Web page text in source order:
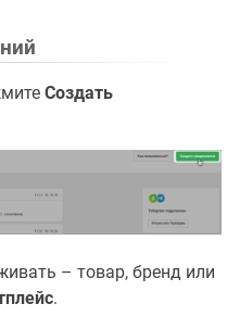
Создать
– товар, бренд или
.